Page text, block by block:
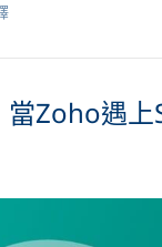
當Zoho遇